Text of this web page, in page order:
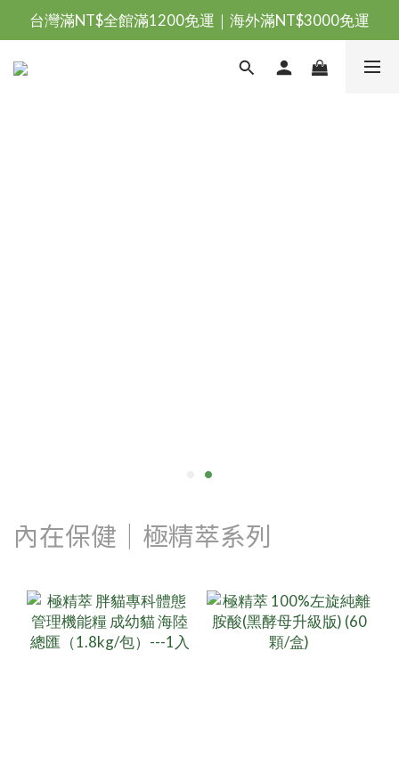
台灣滿NT$全館滿1200免運｜海外滿NT$3000免運
台灣滿NT$全館滿1200免運｜海外滿NT$3000免運
內在保健｜極精萃系列